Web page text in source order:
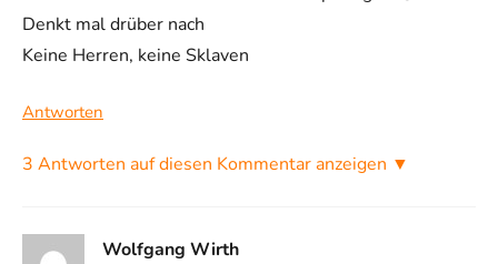
Denkt mal drüber nach
Keine Herren, keine Sklaven
Antworten
3 Antworten auf diesen Kommentar anzeigen ▼
Wolfgang Wirth